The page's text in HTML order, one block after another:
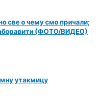
све о чему смо причали;
(ФОТО/ВИДЕО)
утакмицу